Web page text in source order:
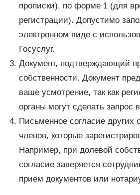
прописки), по форме 1 (для
регистрации). Допустимо
электронном виде с
Госуслуг.
Документ, подтверждающий
собственности. Документ
ваше усмотрение, так как
органы могут сделать запрос
Письменное согласие других
членов, которые
Например, при долевой
согласие заверяется
прием документов или